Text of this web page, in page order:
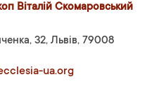
Віталій Скомаровський
32, Львів, 79008
ua.org